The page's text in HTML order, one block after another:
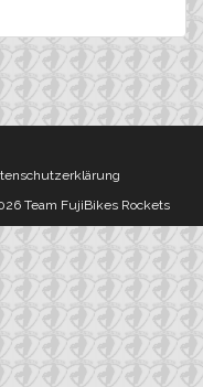
Team FujiBikes Rockets